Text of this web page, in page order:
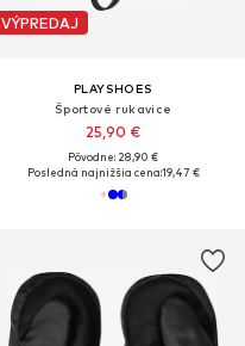
VÝPREDAJ
PLAYSHOES
Športové rukavice
25,90 €
Pôvodne: 28,90 €
Posledná najnižšia cena:19,47 €